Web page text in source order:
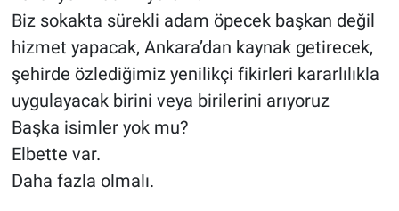
Biz sokakta sürekli adam öpecek başkan değil
hizmet yapacak, Ankara’dan kaynak getirecek,
şehirde özlediğimiz yenilikçi fikirleri kararlılıkla
uygulayacak birini veya birilerini arıyoruz
Başka isimler yok mu?
Elbette var.
Daha fazla olmalı.